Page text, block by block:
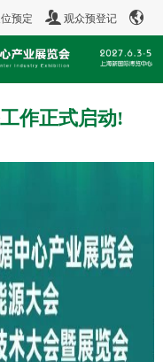
预定 观众预登记
作正式启动!